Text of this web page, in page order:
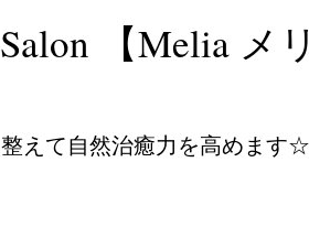
【Melia メ
えて自然治癒力を高めます☆